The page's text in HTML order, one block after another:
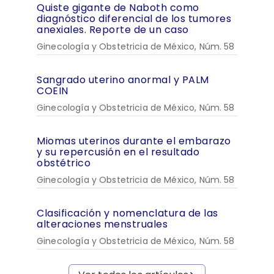
Quiste gigante de Naboth como
diagnóstico diferencial de los tumores
anexiales. Reporte de un caso
Ginecología y Obstetricia de México, Núm. 58
Sangrado uterino anormal y PALM
COEIN
Ginecología y Obstetricia de México, Núm. 58
Miomas uterinos durante el embarazo
y su repercusión en el resultado
obstétrico
Ginecología y Obstetricia de México, Núm. 58
Clasificación y nomenclatura de las
alteraciones menstruales
Ginecología y Obstetricia de México, Núm. 58